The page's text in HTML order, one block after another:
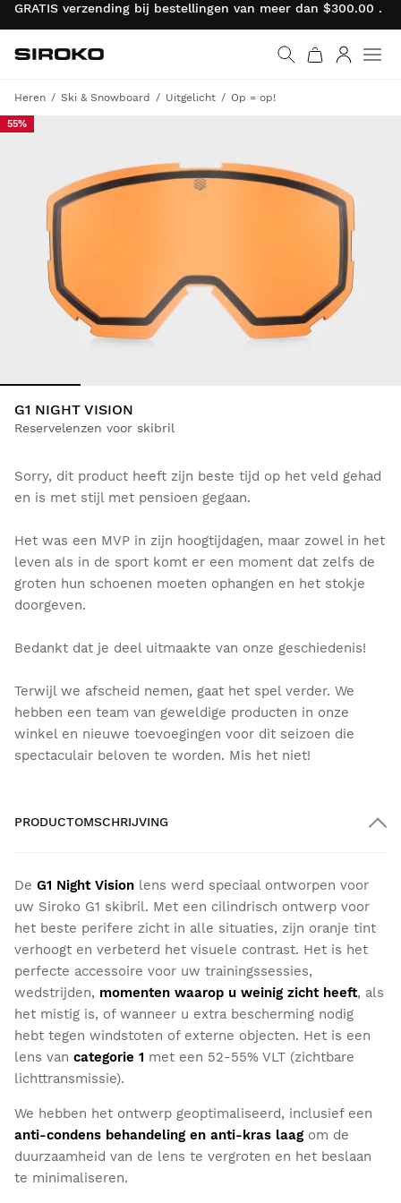
GRATIS verzending bij bestellingen van meer dan $300.00 .
Ga naar de homepage
Siroko.com
Heren Ski & Snowboard Uitgelicht Op = op!
55%
G1 NIGHT VISION
Reservelenzen voor skibril
Sorry, dit product heeft zijn beste tijd op het veld gehad
en is met stijl met pensioen gegaan.
Het was een MVP in zijn hoogtijdagen, maar zowel in het
leven als in de sport komt er een moment dat zelfs de
groten hun schoenen moeten ophangen en het stokje
doorgeven.
Bedankt dat je deel uitmaakte van onze geschiedenis!
Terwijl we afscheid nemen, gaat het spel verder. We
hebben een team van geweldige producten in onze
winkel en nieuwe toevoegingen voor dit seizoen die
spectaculair beloven te worden. Mis het niet!
PRODUCTOMSCHRIJVING
De G1 Night Vision lens werd speciaal ontworpen voor
uw Siroko G1 skibril. Met een cilindrisch ontwerp voor
het beste perifere zicht in alle situaties, zijn oranje tint
verhoogt en verbeterd het visuele contrast. Het is het
perfecte accessoire voor uw trainingssessies,
wedstrijden, momenten waarop u weinig zicht heeft, als
het mistig is, of wanneer u extra bescherming nodig
hebt tegen windstoten of externe objecten. Het is een
lens van categorie 1 met een 52-55% VLT (zichtbare
lichttransmissie).
We hebben het ontwerp geoptimaliseerd, inclusief een
anti-condens behandeling en anti-kras laagom de
duurzaamheid van de lens te vergroten en het beslaan
te minimaliseren.